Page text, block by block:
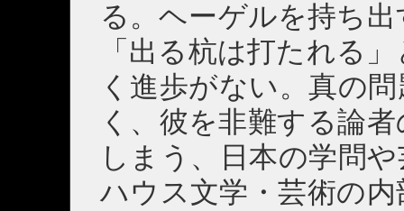
る。ヘーゲルを持ち
「出る杭は打たれる
く進歩がない。真の
く、彼を非難する論
しまう、日本の学問
ハウス文学・芸術の